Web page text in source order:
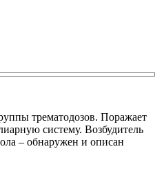
трематодозов. Поражает
систему. Возбудитель
– обнаружен и описан